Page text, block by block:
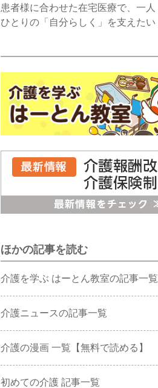
患者様に合わせた在宅医療で、一人
ひとりの「自分らしく」を支えたい
ほかの記事を読む
介護を学ぶ はーとん教室の記事一覧
介護ニュースの記事一覧
介護の漫画 一覧【無料で読める】
初めての介護 記事一覧